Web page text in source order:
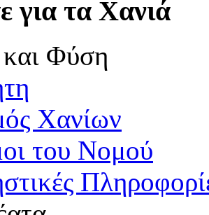
για τα Χανιά
Φύση
Χανίων
του Νομού